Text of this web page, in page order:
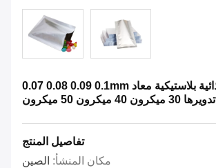
0.07 0.08 0.09 0.1mm أكياس غذائية بلاستيكية معاد
تدويرها 30 ميكرون 40 ميكرون 50 ميكرون
تفاصيل المنتج
مكان المنشأ: الصين